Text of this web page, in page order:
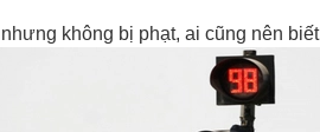
không bị phạt, ai cũng nên biết